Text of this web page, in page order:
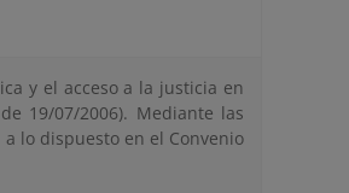
y el acceso a la justicia en
19/07/2006). Mediante las
lo dispuesto en el Convenio